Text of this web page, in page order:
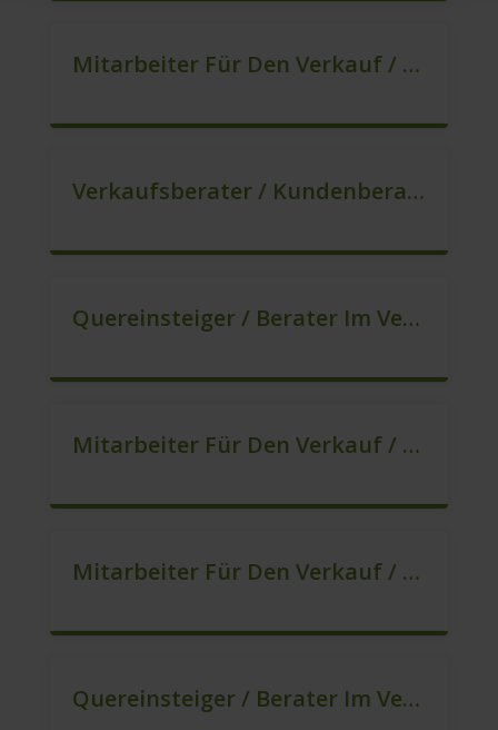
Mitarbeiter Für Den Verkauf / Vertrieb (m/w/d)
Verkaufsberater / Kundenberater, Auch Ohne Ausbildung Möglich (m/w/d)
Quereinsteiger / Berater Im Vertrieb In VZ/TZ (m/w/d)
Mitarbeiter Für Den Verkauf / Sales (m/w/d)
Mitarbeiter Für Den Verkauf / Sales (m/w/d)
Quereinsteiger / Berater Im Vertrieb, Keine Zeitarbeit! (m/w/d)